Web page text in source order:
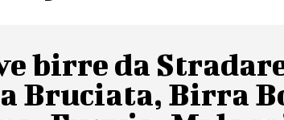
birre da
Bruciata, Birra